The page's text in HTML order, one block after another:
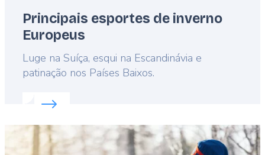
Principais esportes de inverno
Europeus
Lead
Luge na Suíça, esqui na Escandinávia e
patinação nos Países Baixos.
Read more about:
Featured
image